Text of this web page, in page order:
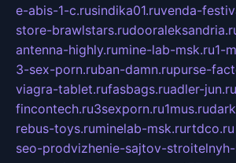
e-abis-1-c.rusindika01.ruvenda-
store-brawlstars.ru
antenna-highly.rumine-lab-msk.ru1-
3-sex-porn.ruban-damn.rupurse-
viagra-tablet.rufasbags.ruadler-jun.ru
fincontech.ru3sexporn.ru1mus.ru
rebus-toys.ruminelab-msk.rurtdco.ru
seo-prodvizhenie-sajtov-